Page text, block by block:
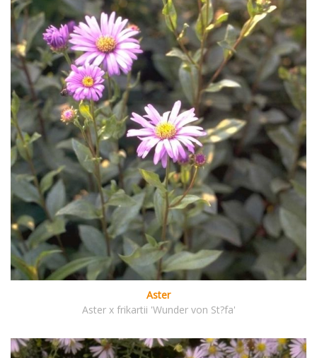
Aster
Aster x frikartii 'Wunder von St?fa'